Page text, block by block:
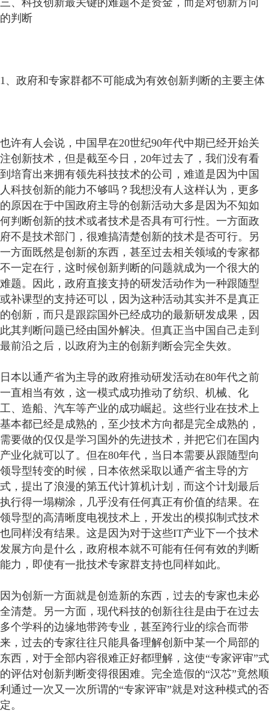
三、科技创新最关键的难题不是资金，而是对创新方向
的判断
1、政府和专家群都不可能成为有效创新判断的主要主体
也许有人会说，中国早在20世纪90年代中期已经开始关
注创新技术，但是截至今日，20年过去了，我们没有看
到培育出来拥有领先科技技术的公司，难道是因为中国
人科技创新的能力不够吗？我想没有人这样认为，更多
的原因在于中国政府主导的创新活动大多是因为不知如
何判断创新的技术或者技术是否具有可行性。一方面政
府不是技术部门，很难搞清楚创新的技术是否可行。另
一方面既然是创新的东西，甚至过去相关领域的专家都
不一定在行，这时候创新判断的问题就成为一个很大的
难题。因此，政府直接支持的研发活动作为一种跟随型
或补课型的支持还可以，因为这种活动其实并不是真正
的创新，而只是跟踪国外已经成功的最新研发成果，因
此其判断问题已经由国外解决。但真正当中国自己走到
最前沿之后，以政府为主的创新判断会完全失效。
日本以通产省为主导的政府推动研发活动在80年代之前
一直相当有效，这一模式成功推动了纺织、机械、化
工、造船、汽车等产业的成功崛起。这些行业在技术上
基本都已经是成熟的，至少技术方向都是完全成熟的，
需要做的仅仅是学习国外的先进技术，并把它们在国内
产业化就可以了。但在80年代，当日本需要从跟随型向
领导型转变的时候，日本依然采取以通产省主导的方
式，提出了浪漫的第五代计算机计划，而这个计划最后
执行得一塌糊涂，几乎没有任何真正有价值的结果。在
领导型的高清晰度电视技术上，开发出的模拟制式技术
也同样没有结果。这是因为对于这些IT产业下一个技术
发展方向是什么，政府根本就不可能有任何有效的判断
能力，即使有一批技术专家群支持也同样如此。
因为创新一方面就是创造新的东西，过去的专家也未必
全清楚。另一方面，现代科技的创新往往是由于在过去
多个学科的边缘地带跨专业，甚至跨行业的综合而带
来，过去的专家往往只能具备理解创新中某一个局部的
东西，对于全部内容很难正好都理解，这使“专家评审”式
的评估对创新判断变得很困难。完全造假的“汉芯”竟然顺
利通过一次又一次所谓的“专家评审”就是对这种模式的否
定。